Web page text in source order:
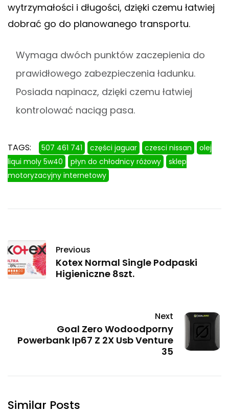
wytrzymałości i długości, dzięki czemu łatwiej
dobrać go do planowanego transportu.
Wymaga dwóch punktów zaczepienia do
prawidłowego zabezpieczenia ładunku.
Posiada napinacz, dzięki czemu łatwiej
kontrolować naciąg pasa.
TAGS: 507 461 741 części jaguar czesci nissan
olej
liqui moly 5w40
płyn do chłodnicy różowy
sklep
motoryzacyjny internetowy
Previous
Kotex Normal Single Podpaski
Higieniczne 8szt.
Next
Goal Zero Wodoodporny
Powerbank Ip67 Z 2X Usb Venture
35
Similar Posts